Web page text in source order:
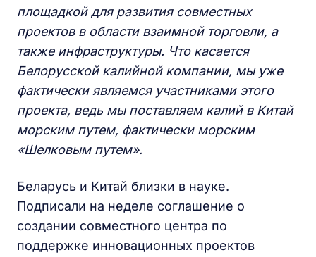
площадкой для развития совместных
проектов в области взаимной торговли, а
также инфраструктуры. Что касается
Белорусской калийной компании, мы уже
фактически являемся участниками этого
проекта, ведь мы поставляем калий в Китай
морским путем, фактически морским
«Шелковым путем».
Беларусь и Китай близки в науке.
Подписали на неделе соглашение о
создании совместного центра по
поддержке инновационных проектов